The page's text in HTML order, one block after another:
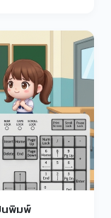
นพิมพ์